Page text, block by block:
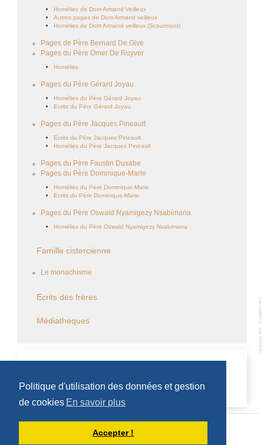
Politique d'utilisation des données et gestion
de cookies En savoir plus
Accepter !
Homélies de Dom Armand Veilleux
Autres pages de Dom Armand veilleux
Homélies de Dom Armand veilleux (Scourmont)
Pages de Père Bernard De Give
Pages du Père Omer De Ruyver
Homélies
Pages du Père Gérard Joyau
Homélies du Père Gérard Joyau
Ecrits du Père Gérard Joyau
Pages du Père Jacques Pineault
Ecrits du Père Jacques Pineault
Homélies du Père Jacques Pineault
Pages du Père Faustin Dusabe
Pages du Père Dominique-Marie
Homélies du Père Dominique-Marie
Ecrits du Père Dominique-Marie
Pages du Père Oswald Nyamigezy Nsabimana
Homélies du Père Oswald Nyamigezy Nsabimana
Famille cistercienne
Le monachisme
Ecrits des frères
Médiathèques
Aucun évènement